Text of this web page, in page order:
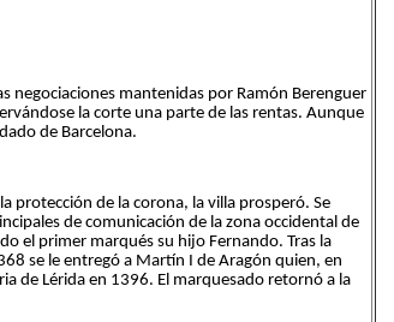
negociaciones mantenidas por Ramón Berenguer
la corte una parte de las rentas. Aunque
de Barcelona.
protección de la corona, la villa prosperó. Se
de comunicación de la zona occidental de
el primer marqués su hijo Fernando. Tras la
se le entregó a Martín I de Aragón quien, en
de Lérida en 1396. El marquesado retornó a la